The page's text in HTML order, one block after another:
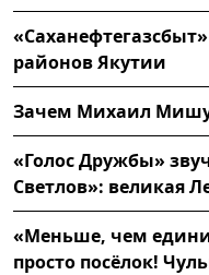
районов Якутии
Зачем Михаил
«Голос Дружбы»
Светлов»: великая
«Меньше, чем
просто посёлок!